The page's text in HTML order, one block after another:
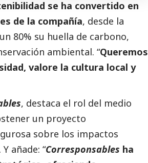
se ha convertido en
de la compañía, desde la
80% su huella de carbono,
ambiental. “Queremos
valore la cultura local y
, destaca el rol del medio
un proyecto
sobre los impactos
añade: “Corresponsables ha